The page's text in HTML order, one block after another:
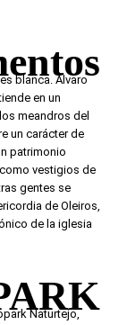
blanca. Álvaro
en un
meandros del
un carácter de
patrimonio
vestigios de
gentes se
de Oleiros,
de la iglesia
Naturtejo,